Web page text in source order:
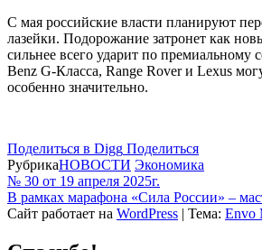
С мая российские власти планируют
лазейки. Подорожание затронет как
сильнее всего ударит по премиальному
Benz G-Класса, Range Rover и Lexus
особенно значительно.
Поделиться в Digg Поделиться
РубрикаНОВОСТИ Экономика
№ 30 от 19 апреля 2025г.
В рамках марафона «Сила России» –
Сайт работает на WordPress | Тема: Envo